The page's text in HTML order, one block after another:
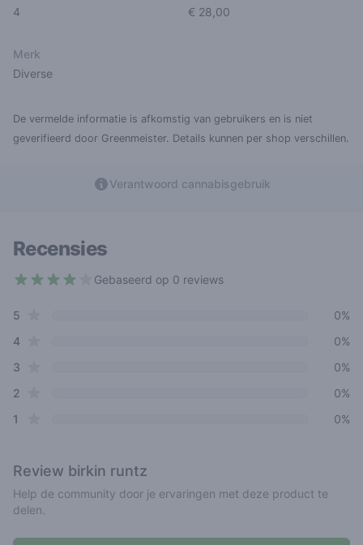
4
€ 28,00
Merk
Diverse
De vermelde informatie is afkomstig van gebruikers en is niet
geverifieerd door Greenmeister. Details kunnen per shop verschillen.
Verantwoord cannabisgebruik
Recensies
Gebaseerd op 0 reviews
Review data
5
0%
4star reviews
0%
3
0%
2
0%
1
0%
Review birkin runtz
Help de community door je ervaringen met deze product te
delen.